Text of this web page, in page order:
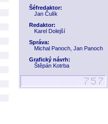
Šéfredaktor:
Jan Čulík
Redaktor:
Karel Dolejší
Správa:
Michal Panoch, Jan Panoch
Grafický návrh:
Štěpán Kotrba